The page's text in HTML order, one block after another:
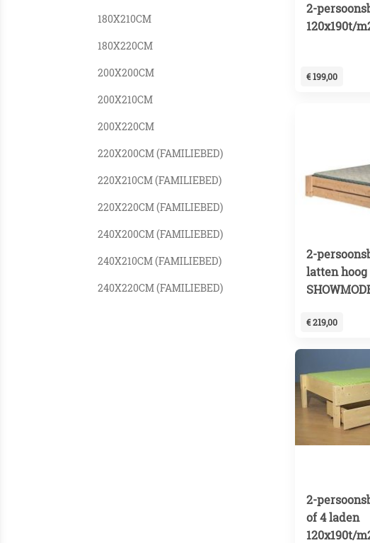
180X210CM
180X220CM
200X200CM
200X210CM
200X220CM
220X200CM (FAMILIEBED)
220X210CM (FAMILIEBED)
220X220CM (FAMILIEBED)
240X200CM (FAMILIEBED)
240X210CM (FAMILIEBED)
240X220CM (FAMILIEBED)
2-
120x190t/
€ 199,00
2-
latten hoog
€ 219,00
2-
of 4 laden
120x190t/